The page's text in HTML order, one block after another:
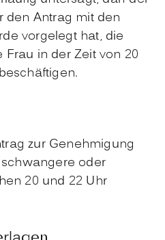
den Antrag mit den
vorgelegt hat, die
in der Zeit von 20
zur Genehmigung
oder
20 und 22 Uhr